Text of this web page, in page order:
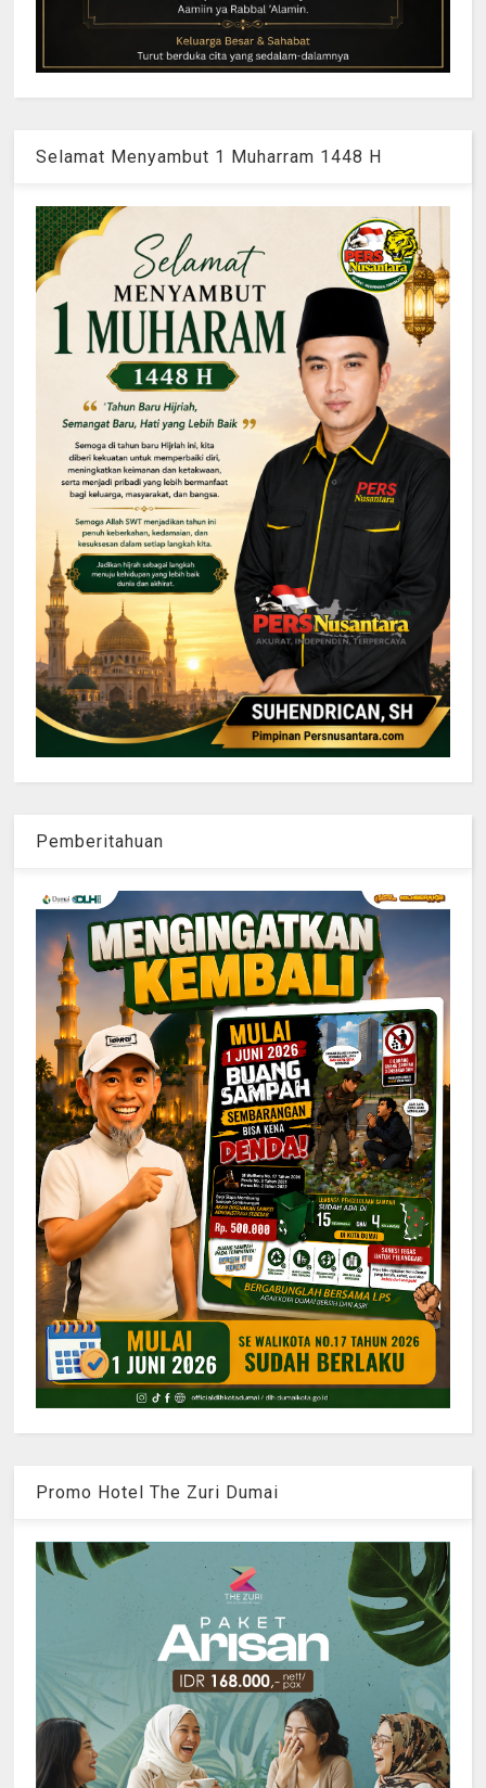
Selamat Menyambut 1 Muharram 1448 H
Pemberitahuan
Promo Hotel The Zuri Dumai